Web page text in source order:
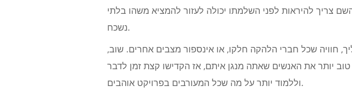
צריך להיראות לפני השלמתו יכולה לעזור להמציא משהו בלתי
נשכח.
חוויה שכל חברי הלהקה חלקו, או אינספור מצבים אחרים. שוב,
יותר את האנשים שאתה מנגן איתם, אז הקדישו קצת זמן לדבר
וללמוד יותר על מה שכל המעורבים בפרויקט אוהבים.